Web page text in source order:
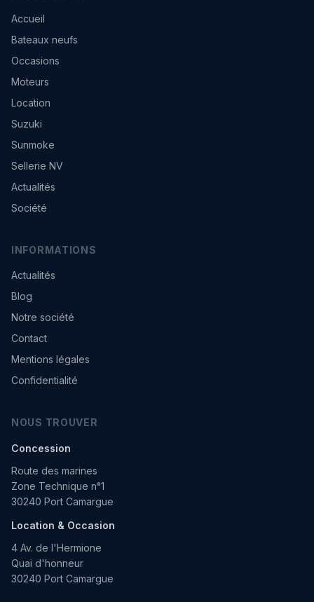
Accueil
Bateaux neufs
Occasions
Moteurs
Location
Suzuki
Sunmoke
Sellerie NV
Actualités
Société
INFORMATIONS
Actualités
Blog
Notre société
Contact
Mentions légales
Confidentialité
NOUS TROUVER
Concession
Route des marines
Zone Technique n°1
30240 Port Camargue
Location & Occasion
4 Av. de l'Hermione
Quai d'honneur
30240 Port Camargue